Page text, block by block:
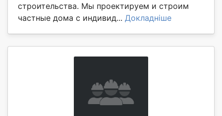
строительства. Мы проектируем и строим
частные дома с индивид... Докладніше